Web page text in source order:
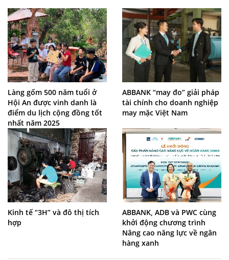
Làng gốm 500 năm tuổi ở
Hội An được vinh danh là
điểm du lịch cộng đồng tốt
nhất năm 2025
ABBANK “may đo” giải pháp
tài chính cho doanh nghiệp
may mặc Việt Nam
Kinh tế “3H” và đô thị tích
hợp
ABBANK, ADB và PWC cùng
khởi động chương trình
Nâng cao năng lực về ngân
hàng xanh